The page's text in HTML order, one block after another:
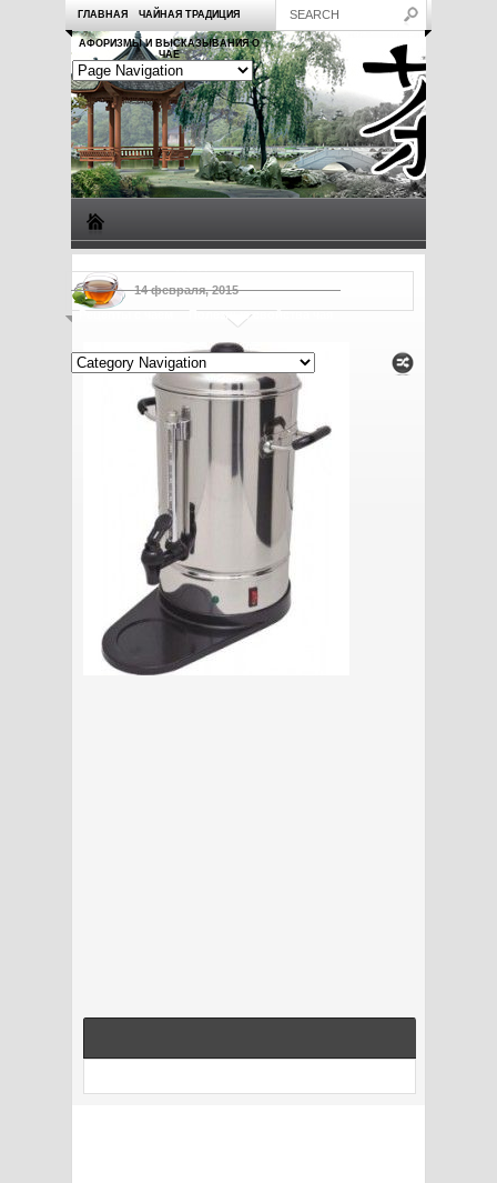
ГЛАВНАЯ ЧАЙНАЯ ТРАДИЦИЯ
АФОРИЗМЫ И ВЫСКАЗЫВАНИЯ О
ЧАЕ
Рецепты с чаем Полезные свойства чая
14 февраля, 2015